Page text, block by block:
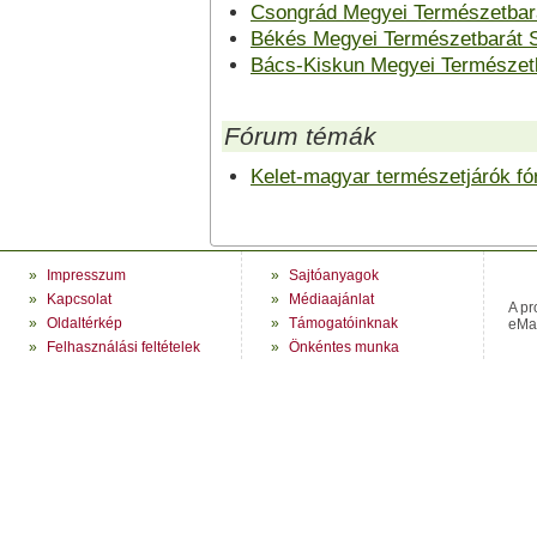
Csongrád Megyei
Békés Megyei Természetbarát
Bács-Kiskun Megyei
Fórum témák
Kelet-magyar természetjárók
»
Impresszum
»
Kapcsolat
» Oldaltérkép
»
Felhasználási feltételek
» Sajtóanyagok
»
Médiaajánlat
» Támogatóinknak
» Önkéntes munka
A